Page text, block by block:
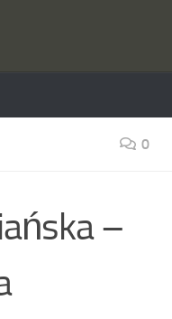
0
–